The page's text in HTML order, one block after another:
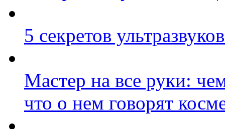
5 секретов
Мастер на все руки:
что о нем говорят